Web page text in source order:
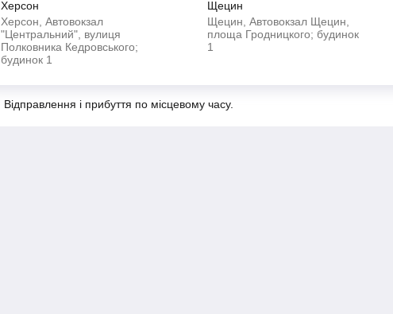
Херсон
Херсон, Автовокзал
"Центральний", вулиця
Полковника Кедровського;
будинок 1
Щецин
Щецин, Автовокзал Щецин,
площа Гродницкого; будинок
1
Відправлення і прибуття по місцевому часу.